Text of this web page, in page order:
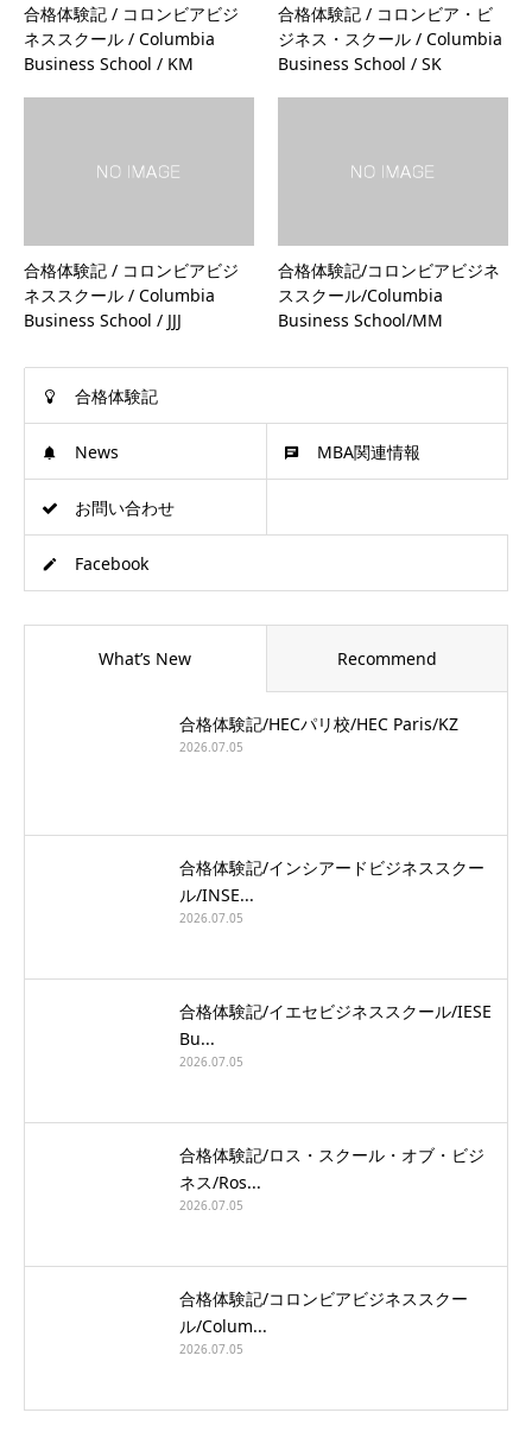
合格体験記 / コロンビアビジ
ネススクール / Columbia
Business School / KM
合格体験記 / コロンビア・ビ
ジネス・スクール / Columbia
Business School / SK
合格体験記 / コロンビアビジ
ネススクール / Columbia
Business School / JJJ
合格体験記/コロンビアビジネ
ススクール/Columbia
Business School/MM
合格体験記
News MBA関連情報
お問い合わせ
Facebook
What’s New Recommend
合格体験記/HECパリ校/HEC Paris/KZ
2026.07.05
合格体験記/インシアードビジネススクー
ル/INSE...
2026.07.05
合格体験記/イエセビジネススクール/IESE
Bu...
2026.07.05
合格体験記/ロス・スクール・オブ・ビジ
ネス/Ros...
2026.07.05
合格体験記/コロンビアビジネススクー
ル/Colum...
2026.07.05